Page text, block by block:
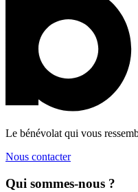
Le bénévolat qui vous
Nous contacter
Qui sommes-nous ?